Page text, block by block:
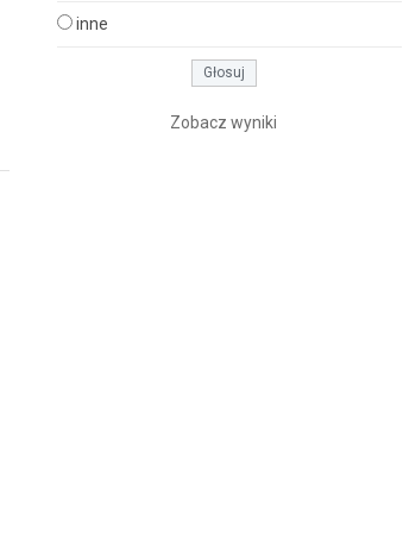
inne
Zobacz wyniki